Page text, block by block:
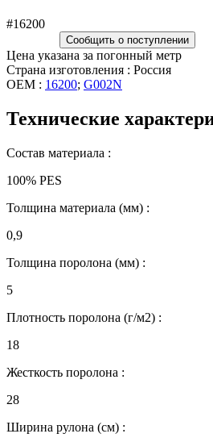
#16200
Сообщить о поступлении
Цена указана за погонный метр
Страна изготовления : Россия
OEM : 16200; G002N
Технические
Состав материала :
100% PES
Толщина материала (мм) :
0,9
Толщина поролона (мм) :
5
Плотность поролона (г/м2) :
18
Жесткость поролона :
28
Ширина рулона (см) :